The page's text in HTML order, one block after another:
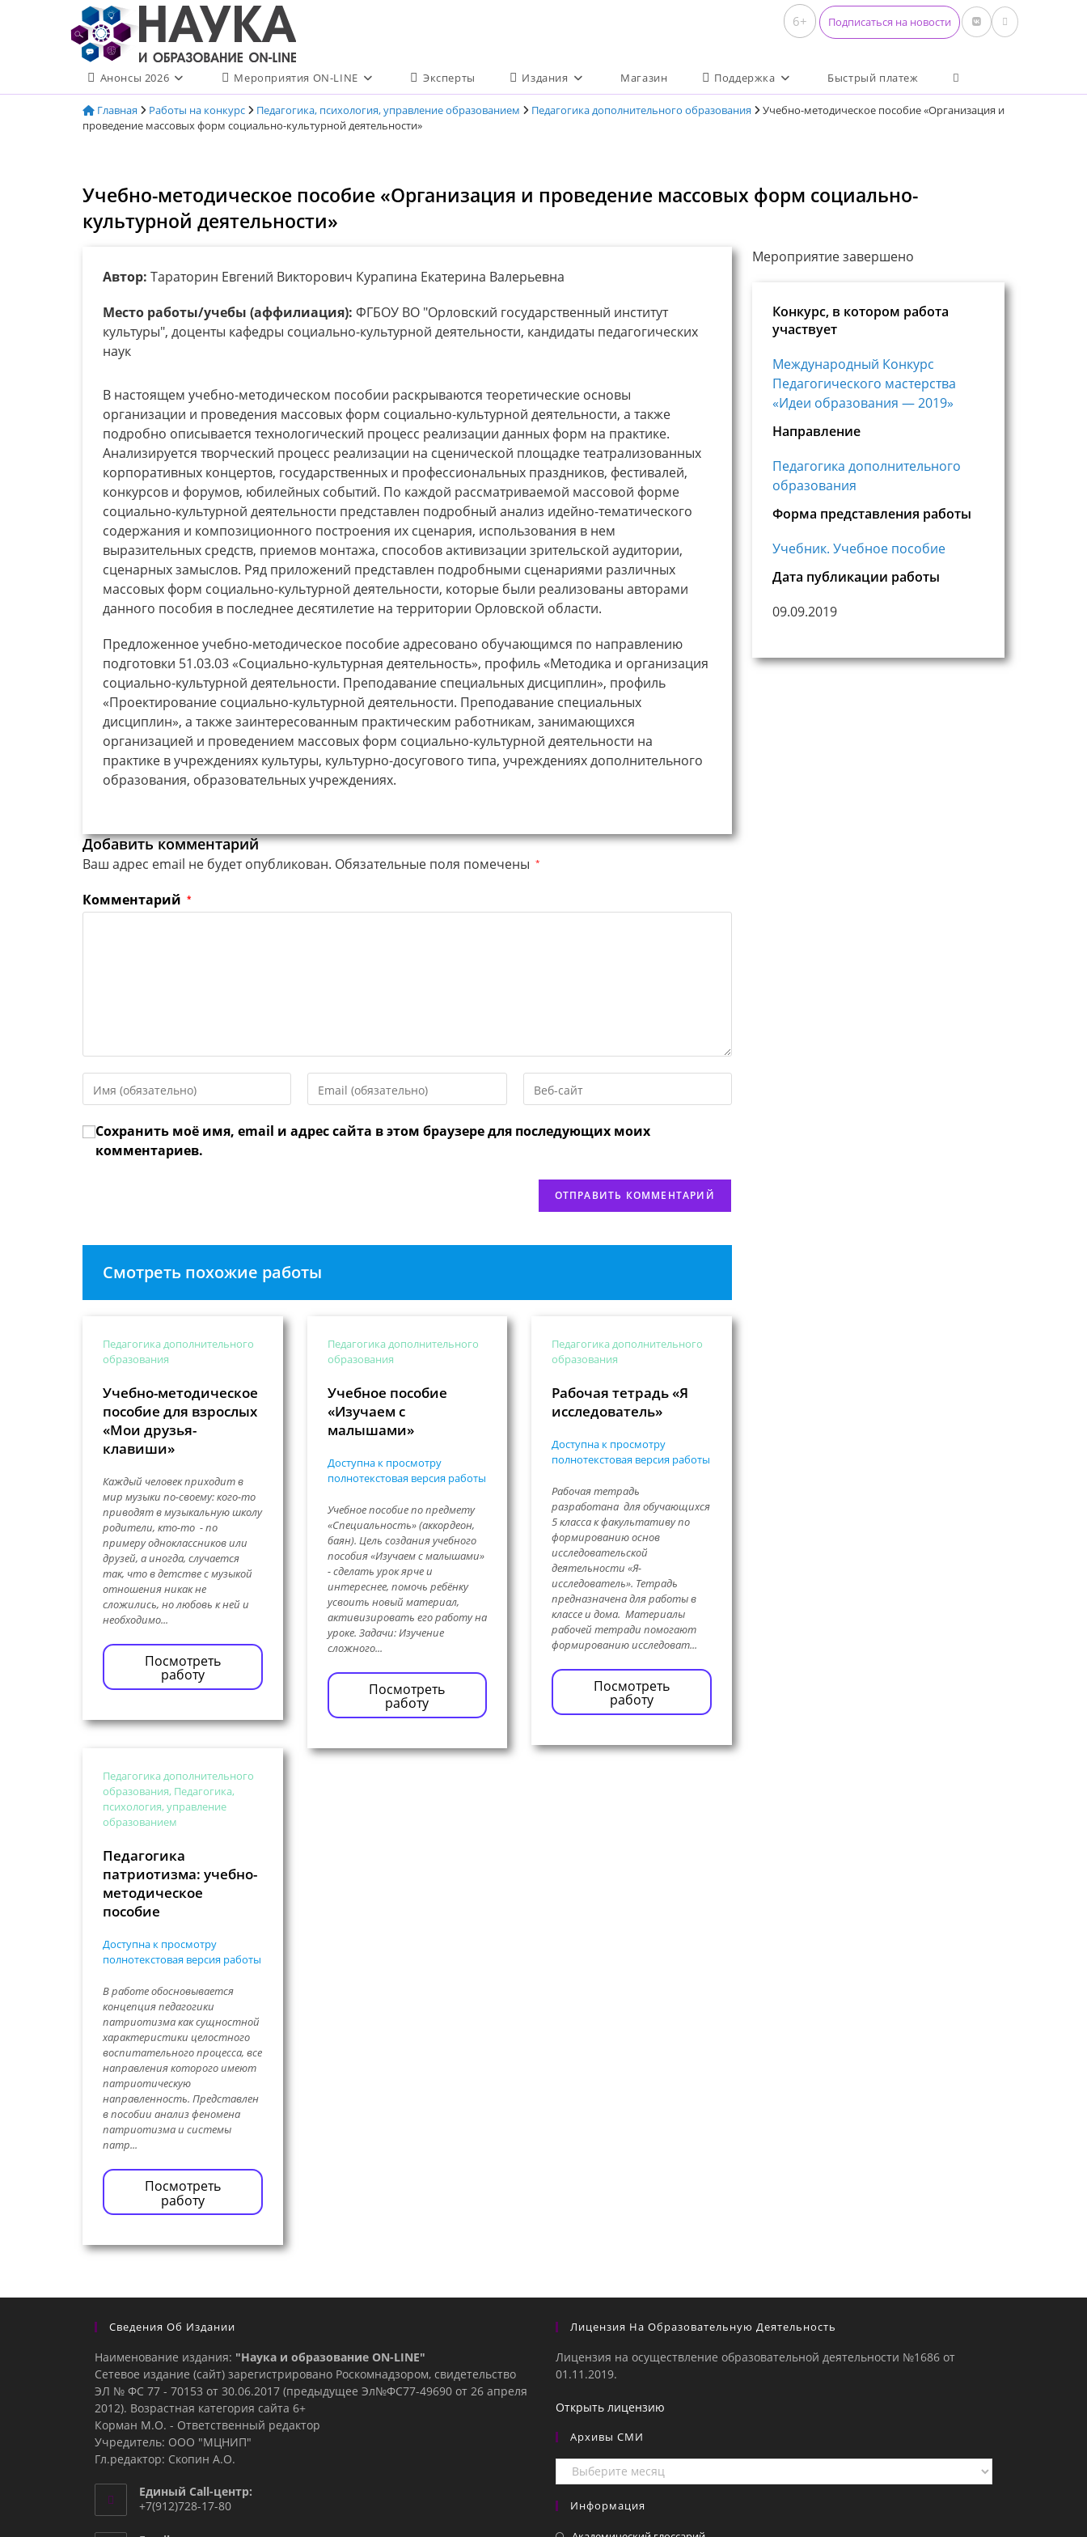
содержимому
6+ Подписаться на новости
Анонсы 2026 Мероприятия ON-LINE Эксперты Издания Магазин Поддержка Быстрый платеж Переключить поиск по
Главная Работы на конкурс Педагогика, психология, управление образованием Педагогика дополнительного образования
Учебно-методическое пособие «Организация и
проведение массовых форм социально-культурной деятельности»
Учебно-методическое пособие «Организация и проведение массовых форм социально-
культурной деятельности»
Автор: Тараторин Евгений Викторович Курапина Екатерина Валерьевна
Место работы/учебы (аффилиация): ФГБОУ ВО "Орловский государственный институт
культуры", доценты кафедры социально-культурной деятельности, кандидаты педагогических
наук
В настоящем учебно-методическом пособии раскрываются теоретические основы
организации и проведения массовых форм социально-культурной деятельности, а также
подробно описывается технологический процесс реализации данных форм на практике.
Анализируется творческий процесс реализации на сценической площадке театрализованных
корпоративных концертов, государственных и профессиональных праздников, фестивалей,
конкурсов и форумов, юбилейных событий. По каждой рассматриваемой массовой форме
социально-культурной деятельности представлен подробный анализ идейно-тематического
содержания и композиционного построения их сценария, использования в нем
выразительных средств, приемов монтажа, способов активизации зрительской аудитории,
сценарных замыслов. Ряд приложений представлен подробными сценариями различных
массовых форм социально-культурной деятельности, которые были реализованы авторами
данного пособия в последнее десятилетие на территории Орловской области.
Предложенное учебно-методическое пособие адресовано обучающимся по направлению
подготовки 51.03.03 «Социально-культурная деятельность», профиль «Методика и организация
социально-культурной деятельности. Преподавание специальных дисциплин», профиль
«Проектирование социально-культурной деятельности. Преподавание специальных
дисциплин», а также заинтересованным практическим работникам, занимающихся
организацией и проведением массовых форм социально-культурной деятельности на
практике в учреждениях культуры, культурно-досугового типа, учреждениях дополнительного
образования, образовательных учреждениях.
Добавить комментарий
Ваш адрес email не будет опубликован. Обязательные поля помечены *
Комментарий *
свое
или
имя
свой
адрес,
URL
веб-
Сохранить моё имя, email и адрес сайта в этом браузере для последующих моих
комментариев.
Смотреть похожие работы
Педагогика дополнительного
образования
Учебно-методическое
пособие для взрослых
«Мои друзья-
клавиши»
Каждый человек приходит в
мир музыки по-своему: кого-то
приводят в музыкальную школу
родители, кто-то - по
примеру одноклассников или
друзей, а иногда, случается
так, что в детстве с музыкой
отношения никак не
сложились, но любовь к ней и
необходимо...
Посмотреть
работу
Педагогика дополнительного
образования
Учебное пособие
«Изучаем с
малышами»
Доступна к просмотру
полнотекстовая версия работы
Учебное пособие по предмету
«Специальность» (аккордеон,
баян). Цель создания учебного
пособия «Изучаем с малышами»
- сделать урок ярче и
интереснее, помочь ребёнку
усвоить новый материал,
активизировать его работу на
уроке. Задачи: Изучение
сложного...
Посмотреть
работу
Педагогика дополнительного
образования
Рабочая тетрадь «Я
исследователь»
Доступна к просмотру
полнотекстовая версия работы
Рабочая тетрадь
разработана для обучающихся
5 класса к факультативу по
формированию основ
исследовательской
деятельности «Я-
исследователь». Тетрадь
предназначена для работы в
классе и дома. Материалы
рабочей тетради помогают
формированию исследоват...
Посмотреть
работу
Педагогика дополнительного
образования, Педагогика,
психология, управление
образованием
Педагогика
патриотизма: учебно-
методическое
пособие
Доступна к просмотру
полнотекстовая версия работы
В работе обосновывается
концепция педагогики
патриотизма как сущностной
характеристики целостного
воспитательного процесса, все
направления которого имеют
патриотическую
направленность. Представлен
в пособии анализ феномена
патриотизма и системы
патр...
Посмотреть
работу
Мероприятие завершено
Конкурс, в котором работа
участвует
Международный Конкурс
Педагогического мастерства
«Идеи образования — 2019»
Направление
Педагогика дополнительного
образования
Форма представления работы
Учебник. Учебное пособие
Дата публикации работы
09.09.2019
Сведения Об Издании
Наименование издания: "Наука и образование ON-LINE"
Сетевое издание (сайт) зарегистрировано Роскомнадзором, свидетельство
ЭЛ № ФС 77 - 70153 от 30.06.2017 (предыдущее Эл№ФC77-49690 от 26 апреля
2012). Возрастная категория сайта 6+
Корман М.О. - Ответственный редактор
Учредитель: ООО "МЦНИП"
Гл.редактор: Скопин А.О.
Единый Call-центр:
+7(912)728-17-80
Лицензия На Образовательную Деятельность
Лицензия на осуществление образовательной деятельности №1686 от
01.11.2019.
Открыть лицензию
Архивы СМИ
Архивы
СМИ
Информация